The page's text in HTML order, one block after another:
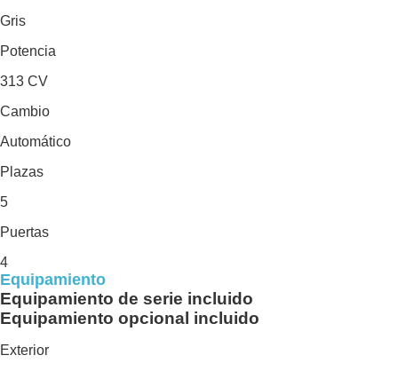
Gris
Potencia
313 CV
Cambio
Automático
Plazas
5
Puertas
4
Equipamiento
Equipamiento de serie incluido
Equipamiento opcional incluido
Exterior